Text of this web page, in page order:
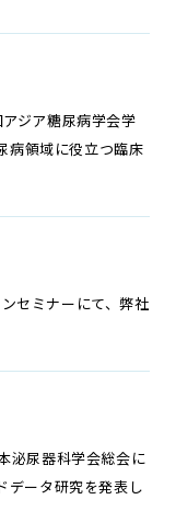
ジア糖尿病学会学
病領域に役立つ臨床
セミナーにて、弊社
泌尿器科学会総会に
データ研究を発表し